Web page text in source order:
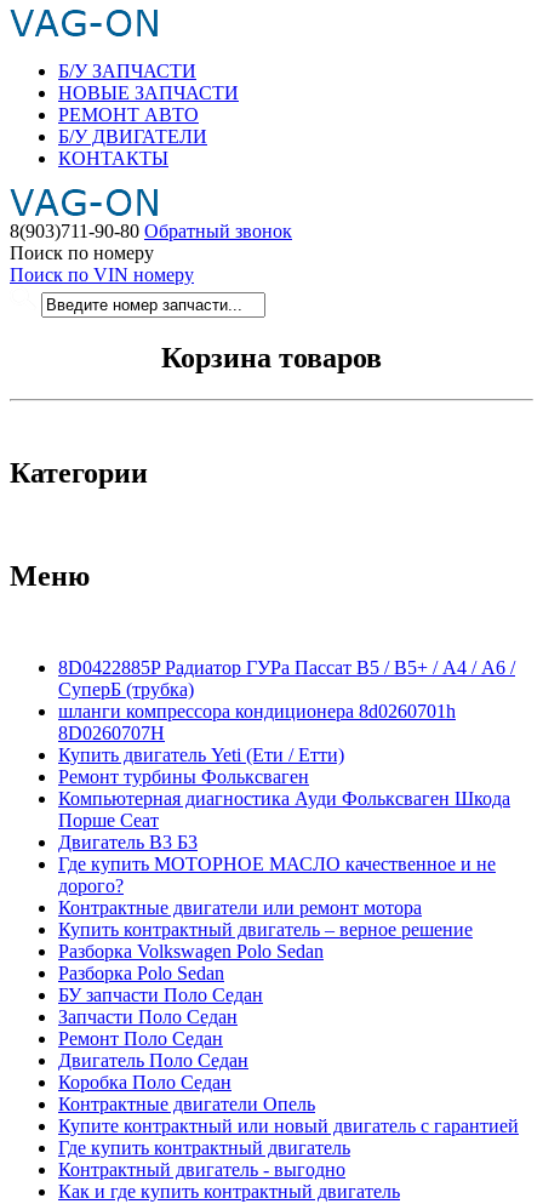
Б/У ЗАПЧАСТИ
НОВЫЕ ЗАПЧАСТИ
РЕМОНТ АВТО
Б/У ДВИГАТЕЛИ
КОНТАКТЫ
8(903)711-90-80 Обратный звонок
Поиск по номеру
Поиск по VIN номеру
Корзина товаров
Категории
Меню
8D0422885P Радиатор ГУРа Пассат В5 / В5+ / А4 / А6 /
СуперБ (трубка)
шланги компрессора кондиционера 8d0260701h
8D0260707H
Купить двигатель Yeti (Ети / Етти)
Ремонт турбины Фольксваген
Компьютерная диагностика Ауди Фольксваген Шкода
Порше Сеат
Двигатель В3 Б3
Где купить МОТОРНОЕ МАСЛО качественное и не
дорого?
Контрактные двигатели или ремонт мотора
Купить контрактный двигатель – верное решение
Разборка Volkswagen Polo Sedan
Разборка Polo Sedan
БУ запчасти Поло Седан
Запчасти Поло Седан
Ремонт Поло Седан
Двигатель Поло Седан
Коробка Поло Седан
Контрактные двигатели Опель
Купите контрактный или новый двигатель с гарантией
Где купить контрактный двигатель
Контрактный двигатель - выгодно
Как и где купить контрактный двигатель